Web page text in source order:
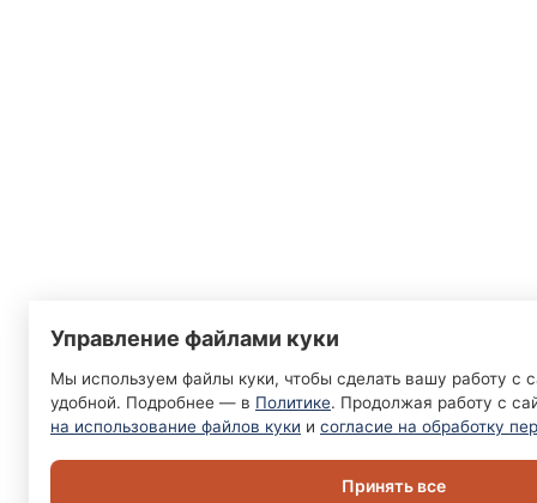
Управление файлами куки
Мы используем файлы куки, чтобы сделать вашу работу с
удобной. Подробнее — в Политике. Продолжая работу с
на использование файлов куки и согласие на обработку
Принять все